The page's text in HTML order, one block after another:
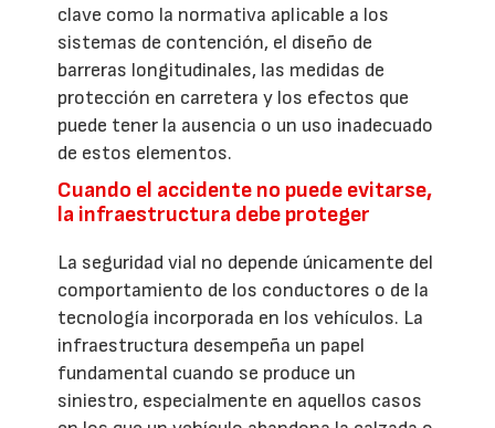
clave como la normativa aplicable a los
sistemas de contención, el diseño de
barreras longitudinales, las medidas de
protección en carretera y los efectos que
puede tener la ausencia o un uso inadecuado
de estos elementos.
Cuando el accidente no puede evitarse,
la infraestructura debe proteger
La seguridad vial no depende únicamente del
comportamiento de los conductores o de la
tecnología incorporada en los vehículos. La
infraestructura desempeña un papel
fundamental cuando se produce un
siniestro, especialmente en aquellos casos